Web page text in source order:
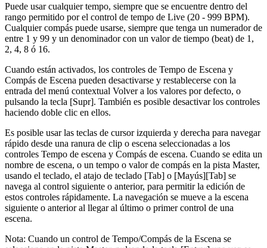
Puede usar cualquier tempo, siempre que se encuentre dentro del
rango permitido por el control de tempo de Live (20 - 999 BPM).
Cualquier compás puede usarse, siempre que tenga un numerador de
entre 1 y 99 y un denominador con un valor de tiempo (beat) de 1,
2, 4, 8 ó 16.
Cuando están activados, los controles de Tempo de Escena y
Compás de Escena pueden desactivarse y restablecerse con la
entrada del menú contextual Volver a los valores por defecto, o
pulsando la tecla [Supr]. También es posible desactivar los controles
haciendo doble clic en ellos.
Es posible usar las teclas de cursor izquierda y derecha para navegar
rápido desde una ranura de clip o escena seleccionadas a los
controles Tempo de escena y Compás de escena. Cuando se edita un
nombre de escena, o un tempo o valor de compás en la pista Master,
usando el teclado, el atajo de teclado [Tab] o [Mayús][Tab] se
navega al control siguiente o anterior, para permitir la edición de
estos controles rápidamente. La navegación se mueve a la escena
siguiente o anterior al llegar al último o primer control de una
escena.
Nota: Cuando un control de Tempo/Compás de la Escena se